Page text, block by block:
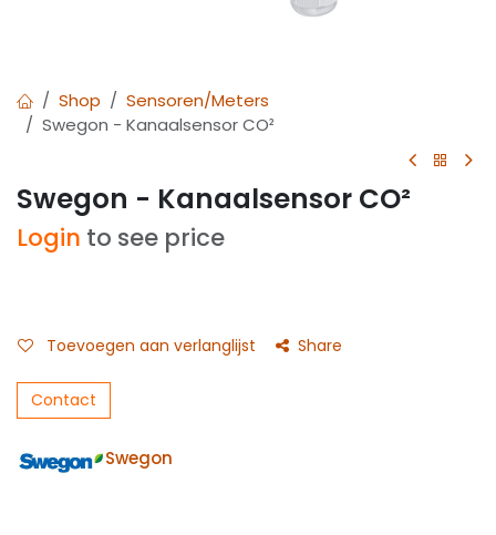
Shop
Sensoren/Meters
Swegon - Kanaalsensor CO²
Swegon - Kanaalsensor CO²
Login to see price
Toevoegen aan verlanglijst Share
Contact
Swegon